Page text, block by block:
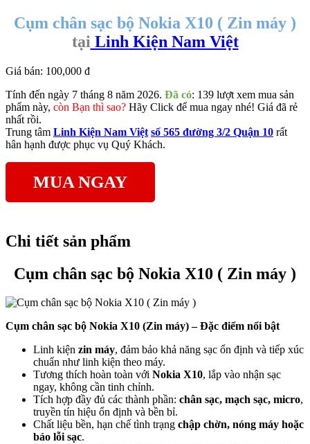
Cụm chân sạc bộ Nokia X10 ( Zin máy )
tại Linh Kiện Nam Việt
Giá bán: 100,000 đ
Tính đến ngày 7 tháng 8 năm 2026. Đã có: 139 lượt xem mua sản
phẩm này, còn Bạn thì sao? Hãy Click để mua ngay nhé! Giá đã rẻ
nhất rồi.
Trung tâm Linh Kiện Nam Việt số 565 đường 3/2 Quận 10 rất
hân hạnh được phục vụ Quý Khách.
MUA NGAY
Chi tiết sản phẩm
Cụm chân sạc bộ Nokia X10 ( Zin máy )
Cụm chân sạc bộ Nokia X10 (Zin máy) – Đặc điểm nổi bật
Linh kiện zin máy, đảm bảo khả năng sạc ổn định và tiếp xúc
chuẩn như linh kiện theo máy.
Tương thích hoàn toàn với Nokia X10, lắp vào nhận sạc
ngay, không cần tinh chỉnh.
Tích hợp đầy đủ các thành phần: chân sạc, mạch sạc, micro,
truyền tín hiệu ổn định và bền bỉ.
Chất liệu bền, hạn chế tình trạng chập chờn, nóng máy hoặc
báo lỗi sạc.